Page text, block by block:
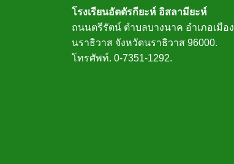
โรงเรียนอัตตัรกียะห์ อิสลามียะห์
ถนนตรีรัตน์ ตำบลบางนาค อำเภอเมือง
นราธิวาส จังหวัดนราธิวาส 96000.
โทรศัพท์. 0-7351-1292.